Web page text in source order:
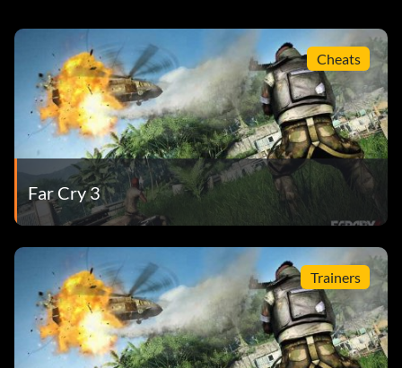
Cheats
Far Cry 3
Trainers